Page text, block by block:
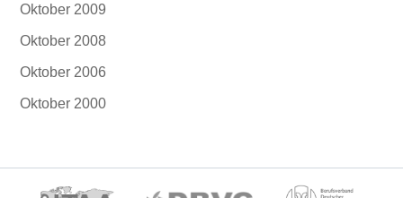
Oktober 2009
Oktober 2008
Oktober 2006
Oktober 2000